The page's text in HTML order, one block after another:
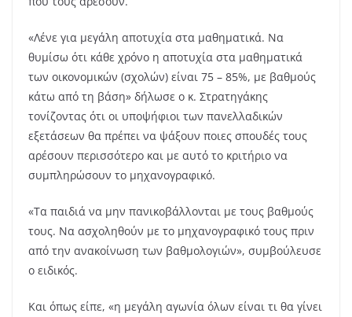
«Λένε για μεγάλη αποτυχία στα μαθηματικά. Να
θυμίσω ότι κάθε χρόνο η αποτυχία στα μαθηματικά
των οικονομικών (σχολών) είναι 75 – 85%, με βαθμούς
κάτω από τη βάση» δήλωσε ο κ. Στρατηγάκης
τονίζοντας ότι οι υποψήφιοι των πανελλαδικών
εξετάσεων θα πρέπει να ψάξουν ποιες σπουδές τους
αρέσουν περισσότερο και με αυτό το κριτήριο να
συμπληρώσουν το μηχανογραφικό.
«Τα παιδιά να μην πανικοβάλλονται με τους βαθμούς
τους. Να ασχοληθούν με το μηχανογραφικό τους πριν
από την ανακοίνωση των βαθμολογιών», συμβούλευσε
ο ειδικός.
Και όπως είπε, «η μεγάλη αγωνία όλων είναι τι θα γίνει